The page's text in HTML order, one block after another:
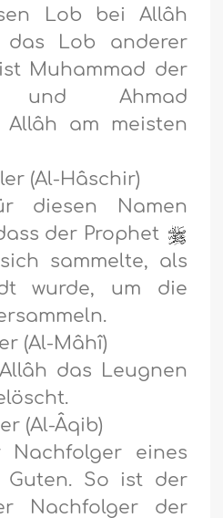
Lob bei Allâh
Lob anderer
Muhammad der
und Ahmad
am meisten
(Al-Hâschir)
diesen Namen
der Prophet
sammelte, als
wurde, um die
(Al-Mâhî)
das Leugnen
(Al-Âqib)
eines
Guten. So ist der
Nachfolger der